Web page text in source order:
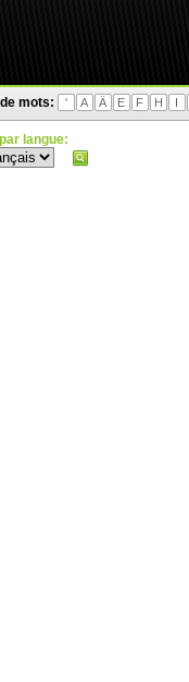
mots: ' A Ä E F H I
langue: